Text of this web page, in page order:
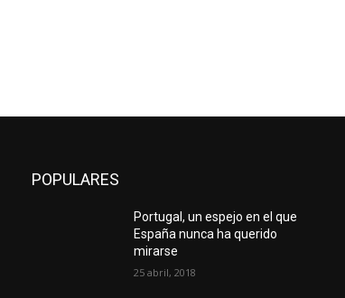
POPULARES
Portugal, un espejo en el que
España nunca ha querido
mirarse
25 abril, 2018